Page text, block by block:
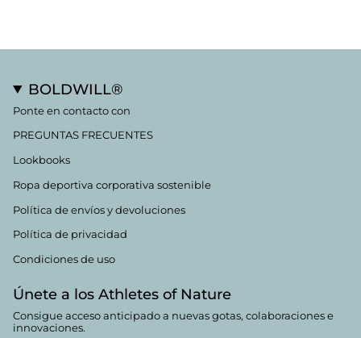
BOLDWILL®
Ponte en contacto con
PREGUNTAS FRECUENTES
Lookbooks
Ropa deportiva corporativa sostenible
Política de envíos y devoluciones
Política de privacidad
Condiciones de uso
Únete a los Athletes of Nature
Consigue acceso anticipado a nuevas gotas, colaboraciones e
innovaciones.